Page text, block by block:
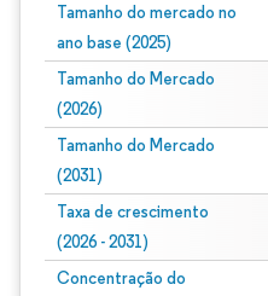
Tamanho do mercado no
ano base (2025)
Tamanho do Mercado
(2026)
Tamanho do Mercado
(2031)
Taxa de crescimento
(2026 - 2031)
Concentração do